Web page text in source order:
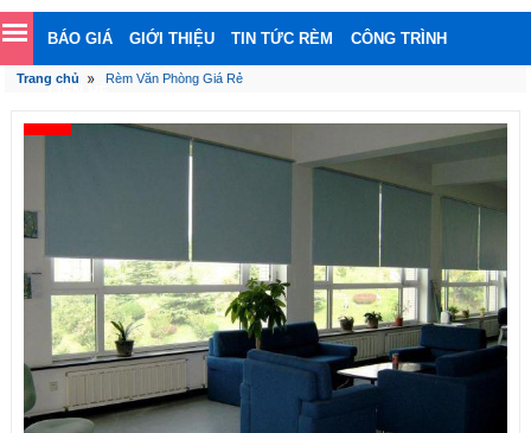
BÁO GIÁ GIỚI THIỆU TIN TỨC RÈM CÔNG TRÌNH
Trang chủ Rèm Văn Phòng Giá Rẻ